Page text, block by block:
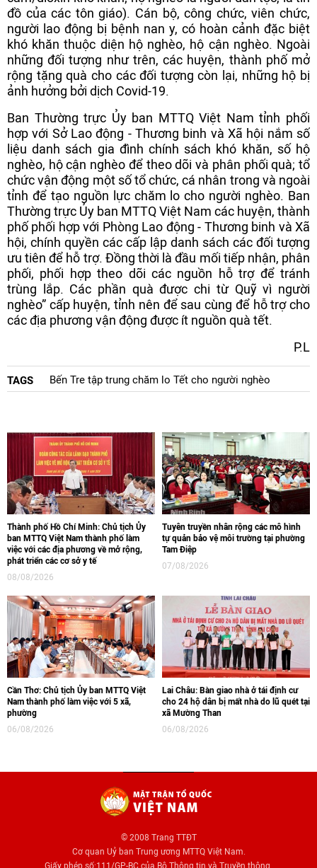
đồ của các tôn giáo). Cán bộ, công chức, viên chức,
người lao động bị bệnh nan y, có hoàn cảnh đặc biệt
khó khăn thuộc diện hộ nghèo, hộ cận nghèo. Ngoài
những đối tượng như trên, các huyện, thành phố mở
rộng tặng quà cho các đối tượng còn lại, những hộ bị
ảnh hưởng bởi dịch Covid-19.
Ban Thường trực Ủy ban MTTQ Việt Nam tỉnh phối
hợp với Sở Lao động - Thương binh và Xã hội nắm số
liệu danh sách gia đình chính sách khó khăn, số hộ
nghèo, hộ cận nghèo để theo dõi và phân phối quà; tổ
chức vận động một số tổ chức, cá nhân trong và ngoài
tỉnh để tạo nguồn lực chăm lo cho người nghèo. Ban
Thường trực Ủy ban MTTQ Việt Nam các huyện, thành
phố phối hợp với Phòng Lao động - Thương binh và Xã
hội, chính quyền các cấp lập danh sách các đối tượng
ưu tiên để hỗ trợ. Đồng thời là đầu mối tiếp nhận, phân
phối, phối hợp theo dõi các nguồn hỗ trợ để tránh
trùng lắp. Các phần quà được chi từ Quỹ vì người
nghèo” cấp huyện, tỉnh nên để sau cùng để hỗ trợ cho
các địa phương vận động được ít nguồn quà tết.
P.L
TAGS Bến Tre tập trung chăm lo Tết cho người nghèo
Thành phố Hồ Chí Minh: Chủ tịch Ủy
ban MTTQ Việt Nam thành phố làm
việc với các địa phương về mở rộng,
phát triển các cơ sở y tế
08/08/2026
Tuyên truyền nhân rộng các mô hình
tự quản bảo vệ môi trường tại phường
Tam Điệp
07/08/2026
Cần Thơ: Chủ tịch Ủy ban MTTQ Việt
Nam thành phố làm việc với 5 xã,
phường
06/08/2026
Lai Châu: Bàn giao nhà ở tái định cư
cho 24 hộ dân bị mất nhà do lũ quét tại
xã Mường Than
06/08/2026
© 2008 Trang TTĐT
Cơ quan Uỷ ban Trung ương MTTQ Việt Nam.
Giấy phép số:111/GP-BC của Bộ Thông tin và Truyền thông.